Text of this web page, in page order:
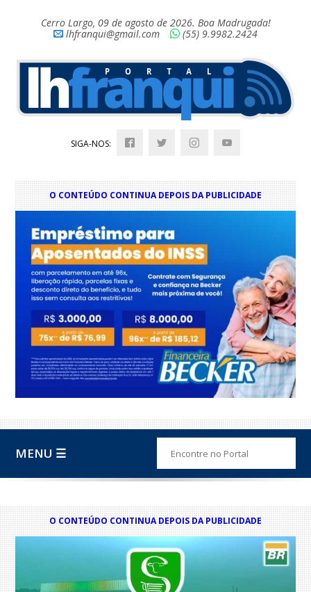
Cerro Largo, 09 de agosto de 2026. Boa Madrugada!
lhfranqui@gmail.com
(55) 9.9982.2424
SIGA-NOS:
O CONTEÚDO CONTINUA DEPOIS DA PUBLICIDADE
MENU ☰
O CONTEÚDO CONTINUA DEPOIS DA PUBLICIDADE